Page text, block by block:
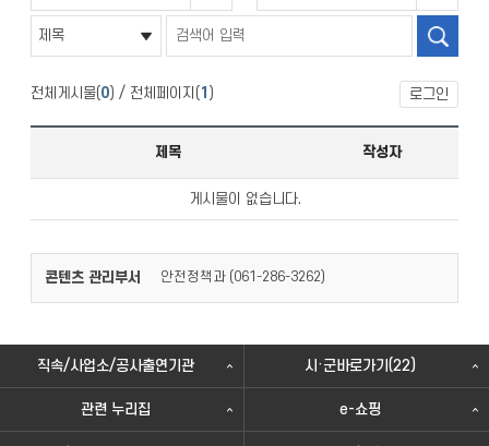
전체게시물(0) / 전체페이지( 1 ) 로그인
제목 작성자
게시물이 없습니다.
콘텐츠 관리부서 안전정책과 (061-286-3262)
직속/사업소/공사출연기관 시·군바로가기(22)
관련 누리집 e-쇼핑